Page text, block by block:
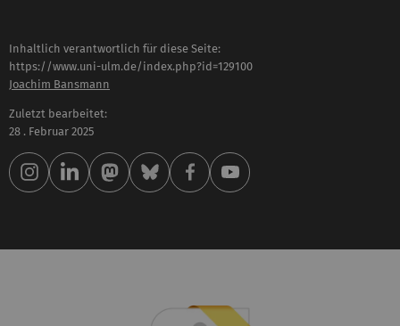
Inhaltlich verantwortlich für diese Seite:
https://www.uni-ulm.de/index.php?id=129100
Joachim Bansmann
Zuletzt bearbeitet:
28 . Februar 2025